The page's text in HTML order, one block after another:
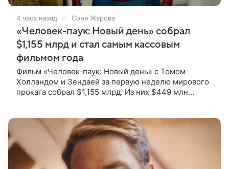
4 часа назад Соня Жарова
«Человек-паук: Новый день» собрал
$1,155 млрд и стал самым кассовым
фильмом года
Фильм «Человек-паук: Новый день» с Томом
Холландом и Зендаей за первую неделю мирового
проката собрал $1,155 млрд. Из них $449 млн